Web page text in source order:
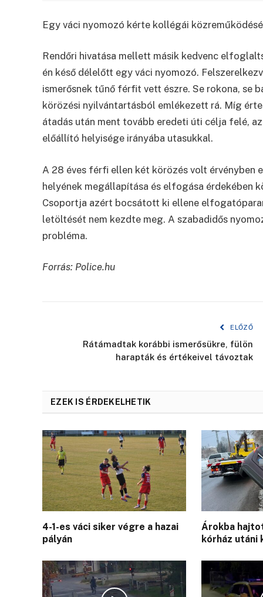
Egy váci nyomozó kérte kollégái
Rendőri hivatása mellett másik kedvenc
én késő délelőtt egy váci nyomozó.
ismerősnek tűnő férfit vett észre. Se rokona, se
körözési nyilvántartásból emlékezett rá. Míg
átadás után ment tovább eredeti úti célja felé,
előállító helyisége irányába utasukkal.
A 28 éves férfi ellen két körözés volt érvényben
helyének megállapítása és elfogása érdekében
Csoportja azért bocsátott ki ellene
letöltését nem kezdte meg. A szabadidős
probléma.
Forrás: Police.hu
ELŐZŐ
Rátámadtak korábbi ismerősükre, fülön
harapták és értékeivel távoztak
EZEK IS ÉRDEKELHETIK
4-1-es váci siker végre a hazai
pályán
Árokba
kórház utáni